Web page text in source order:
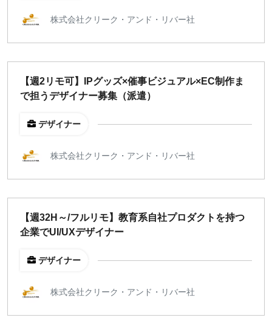
募集状況
時給
株式会社クリーク・アンド・リバー社
【週2リモ可】IPグッズ×催事ビジュアル×EC制作ま
で担うデザイナー募集（派遣）
デザイナー
株式会社クリーク・アンド・リバー社
【週32H～/フルリモ】教育系自社プロダクトを持つ
企業でUI/UXデザイナー
デザイナー
株式会社クリーク・アンド・リバー社